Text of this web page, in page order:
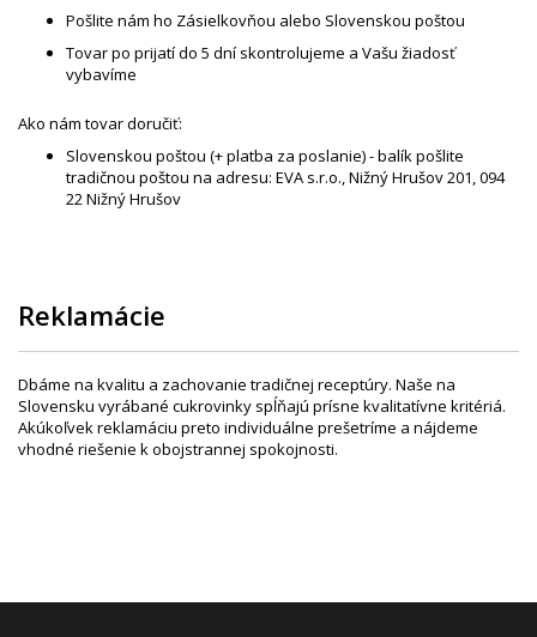
Pošlite nám ho Zásielkovňou alebo Slovenskou poštou
Tovar po prijatí do 5 dní skontrolujeme a Vašu žiadosť
vybavíme
Ako nám tovar doručiť:
Slovenskou poštou (+ platba za poslanie) - balík pošlite
tradičnou poštou na adresu: EVA s.r.o., Nižný Hrušov 201, 094
22 Nižný Hrušov
Reklamácie
Dbáme na kvalitu a zachovanie tradičnej receptúry. Naše na
Slovensku vyrábané cukrovinky spĺňajú prísne kvalitatívne kritériá.
Akúkoľvek reklamáciu preto individuálne prešetríme a nájdeme
vhodné riešenie k obojstrannej spokojnosti.